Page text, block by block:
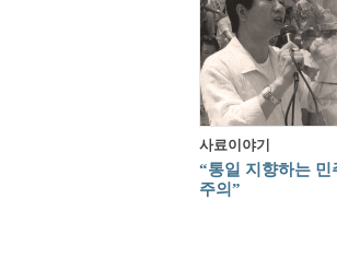
사료이야기
“통일 지향하는 민
주의”